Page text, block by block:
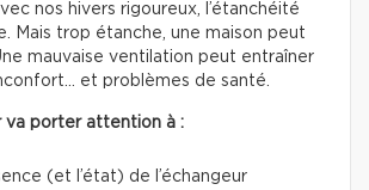
nos hivers rigoureux, l’étanchéité
Mais trop étanche, une maison peut
mauvaise ventilation peut entraîner
et problèmes de santé.
va porter attention à :
(et l’état) de l’échangeur